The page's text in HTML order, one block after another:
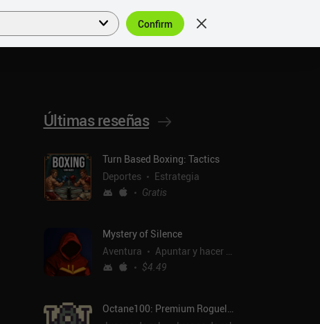
ES
Últimas reseñas
Turn Based Boxing: Tactics
Deportes
Estrategia
Gratis
Mystery of Silence
Aventura
Apuntar y hacer clic
$4.49
Octane100: Premium Roguelike
Confirm